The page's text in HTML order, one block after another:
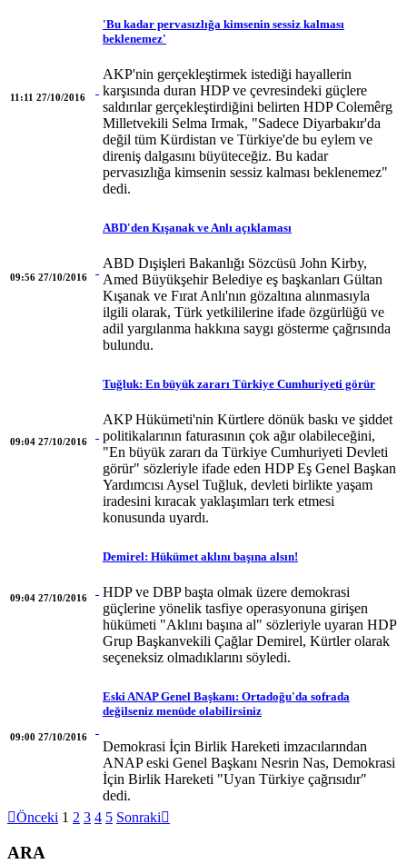
11:11 27/10/2016
'Bu kadar pervasızlığa kimsenin sessiz kalması
beklenemez'
AKP'nin gerçekleştirmek istediği hayallerin
karşısında duran HDP ve çevresindeki güçlere
saldırılar gerçekleştirdiğini belirten HDP Colemêrg
Milletvekili Selma Irmak, "Sadece Diyarbakır'da
değil tüm Kürdistan ve Türkiye'de bu eylem ve
direniş dalgasını büyüteceğiz. Bu kadar
pervasızlığa kimsenin sessiz kalması beklenemez"
dedi.
09:56 27/10/2016
ABD'den Kışanak ve Anlı açıklaması
ABD Dışişleri Bakanlığı Sözcüsü John Kirby,
Amed Büyükşehir Belediye eş başkanları Gültan
Kışanak ve Fırat Anlı'nın gözaltına alınmasıyla
ilgili olarak, Türk yetkililerine ifade özgürlüğü ve
adil yargılanma hakkına saygı gösterme çağrısında
bulundu.
09:04 27/10/2016
Tuğluk: En büyük zararı Türkiye Cumhuriyeti görür
AKP Hükümeti'nin Kürtlere dönük baskı ve şiddet
politikalarının faturasının çok ağır olabileceğini,
"En büyük zararı da Türkiye Cumhuriyeti Devleti
görür" sözleriyle ifade eden HDP Eş Genel Başkan
Yardımcısı Aysel Tuğluk, devleti birlikte yaşam
iradesini kıracak yaklaşımları terk etmesi
konusunda uyardı.
09:04 27/10/2016
Demirel: Hükümet aklını başına alsın!
HDP ve DBP başta olmak üzere demokrasi
güçlerine yönelik tasfiye operasyonuna girişen
hükümeti "Aklını başına al" sözleriyle uyaran HDP
Grup Başkanvekili Çağlar Demirel, Kürtler olarak
seçeneksiz olmadıklarını söyledi.
09:00 27/10/2016
Eski ANAP Genel Başkanı: Ortadoğu'da sofrada
değilseniz menüde olabilirsiniz
Demokrasi İçin Birlik Hareketi imzacılarından
ANAP eski Genel Başkanı Nesrin Nas, Demokrasi
İçin Birlik Hareketi "Uyan Türkiye çağrısıdır"
dedi.
Önceki 1 2 3 4 5 Sonraki
ARA